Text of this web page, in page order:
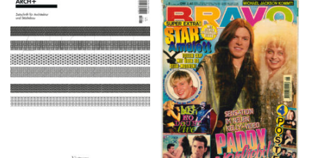
ARCH+ Nr. 226, Herbst
2016
BRAVO – Nr. 8, 13. Febr.
1997